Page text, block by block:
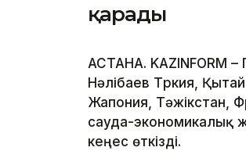
қарады
АСТАНА. KAZINFORM
Нәлібаев Түркия,
Жапония, Тәжікстан,
сауда-экономикалық
кеңес өткізді.